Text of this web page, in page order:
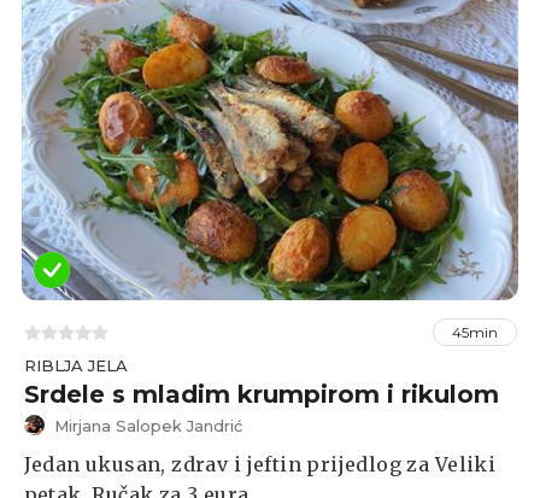
45min
RIBLJA JELA
Srdele s mladim krumpirom i rikulom
Mirjana Salopek Jandrić
Jedan ukusan, zdrav i jeftin prijedlog za Veliki